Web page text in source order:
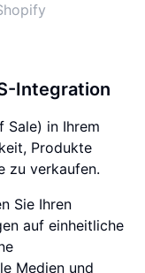
Integration
Sale) in Ihrem
Produkte
zu verkaufen.
Sie Ihren
auf einheitliche
Medien und